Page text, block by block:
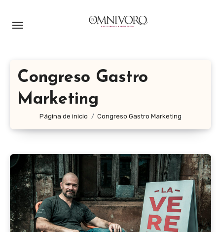
Congreso Gastro
Marketing
Página de inicio Congreso Gastro Marketing